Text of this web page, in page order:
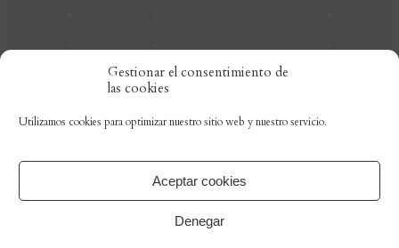
Gestionar el consentimiento de
las cookies
Utilizamos cookies para optimizar nuestro sitio web y nuestro servicio.
Aceptar cookies
Denegar
Orden de Caballeros de San Clemente y San Fernando